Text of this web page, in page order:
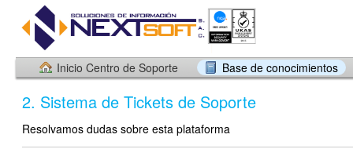
Inicio Centro de Soporte Base de conocimientos
2. Sistema de Tickets de Soporte
Resolvamos dudas sobre esta plataforma